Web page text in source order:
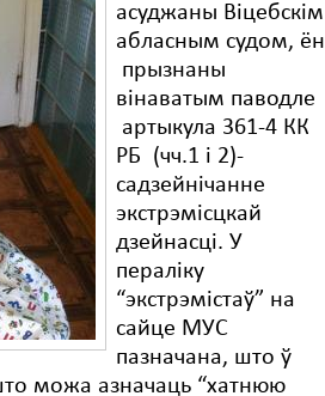
асуджаны Віцебскім
абласным судом, ён
прызнаны
вінаватым паводле
артыкула 361-4 КК
РБ (чч.1 і 2)-
садзейнічанне
экстрэмісцкай
дзейнасці. У
пераліку
“экстрэмістаў” на
сайце МУС
пазначана, што ў
можа азначаць “хатнюю